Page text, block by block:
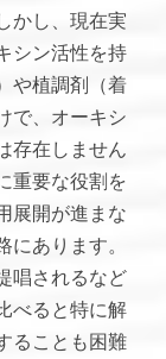
かし、現在実
シン活性を持
や植調剤（着
で、オーキシ
存在しません
重要な役割を
展開が進まな
あります。
唱されるなど
べると特に解
ることも困難